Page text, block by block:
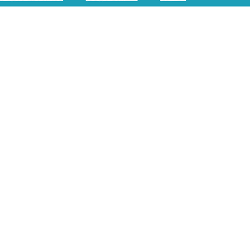
全順從才給予，就不是無條件的愛